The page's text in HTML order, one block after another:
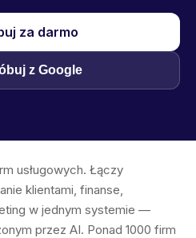
za darmo
z Google
usługowych. Łączy
klientami, finanse,
w jednym systemie —
przez AI. Ponad 1000 firm